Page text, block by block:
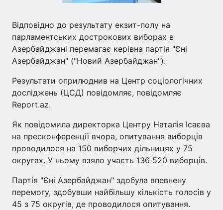
Відповідно до результату екзит-полу на
парламентських дострокових виборах в
Азербайджані перемагає керівна партія "Єні
Азербайджан" ("Новий Азербайджан").
Результати оприлюднив на Центр соціологічних
досліджень (ЦСД) повідомляє, повідомляє
Report.az.
Як повідомила директорка Центру Наталія Ісаєва
на пресконференції вчора, опитування виборців
проводилося на 150 виборчих дільницях у 75
округах. У ньому взяло участь 136 520 виборців.
Партія "Єні Азербайджан" здобула впевнену
перемогу, здобувши найбільшу кількість голосів у
45 з 75 округів, де проводилося опитування.